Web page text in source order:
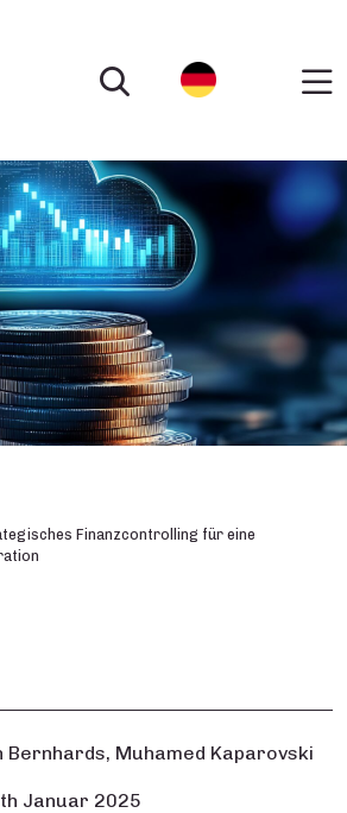
Finanzcontrolling für eine
Bernhards, Muhamed Kaparovski
Januar 2025